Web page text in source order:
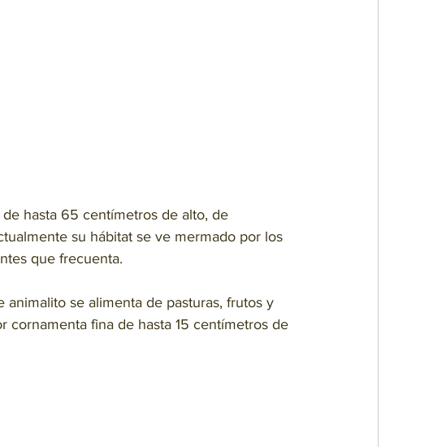
hasta 65 centímetros de alto, de
su hábitat se ve mermado por los
que frecuenta.
se alimenta de pasturas, frutos y
cornamenta fina de hasta 15 centímetros de